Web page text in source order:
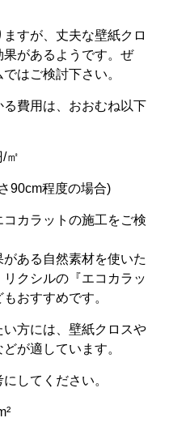
すが、丈夫な壁紙クロ
があるようです。ぜ
はご検討下さい。
る費用は、おおむね以下
㎡
90cm程度の場合)
カラットの施工をご検
ある自然素材を使いた
クシルの『エコカラッ
おすすめです。
方には、壁紙クロスや
が適しています。
してください。